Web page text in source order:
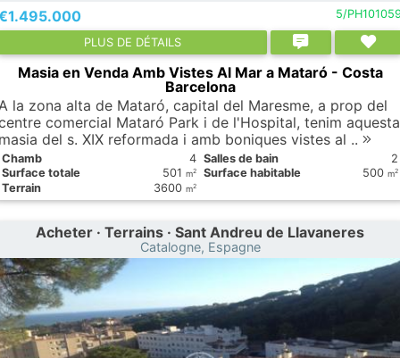
5/
PLUS DE DÉTAILS
Masia en Venda Amb Vistes Al Mar a Mataró - Costa
Barcelona
la zona alta de Mataró, capital del Maresme, a prop del
comercial Mataró Park i de l'Hospital, tenim aquesta
del s. XIX reformada i amb boniques vistes al ..
Chamb 4 Salles de bain
2
Surface totale
501 m2 Surface habitable 500 m2
Terrain 3600 m2
Acheter · Terrains · Sant Andreu de Llavaneres
Catalogne, Espagne